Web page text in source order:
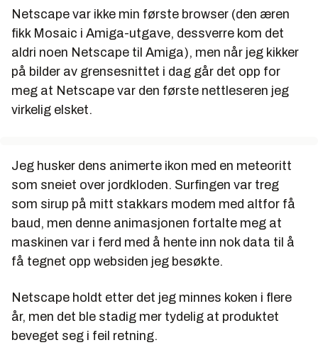
Netscape var ikke min første browser (den æren
fikk Mosaic i Amiga-utgave, dessverre kom det
aldri noen Netscape til Amiga), men når jeg kikker
på bilder av grensesnittet i dag går det opp for
meg at Netscape var den første nettleseren jeg
virkelig elsket.
Jeg husker dens animerte ikon med en meteoritt
som sneiet over jordkloden. Surfingen var treg
som sirup på mitt stakkars modem med altfor få
baud, men denne animasjonen fortalte meg at
maskinen var i ferd med å hente inn nok data til å
få tegnet opp websiden jeg besøkte.
Netscape holdt etter det jeg minnes koken i flere
år, men det ble stadig mer tydelig at produktet
beveget seg i feil retning.